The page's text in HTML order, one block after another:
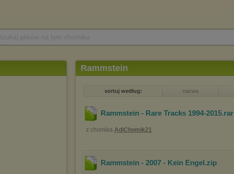
Rammstein
sortuj według: nazwa
Rammstein - Rare Tracks 1994-2015.rar
z chomika AdiChomik21
Rammstein - 2007 - Kein Engel .zip